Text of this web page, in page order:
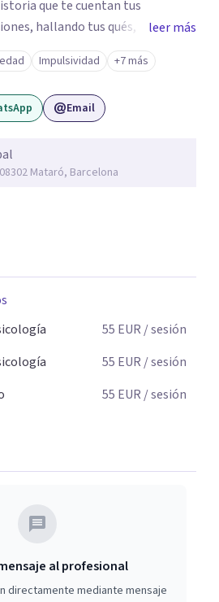
qués, tus
leer más
Impulsividad +7 más
Email
Mataró, Barcelona
55 EUR / sesión
55 EUR / sesión
55 EUR / sesión
al profesional
directamente mediante mensaje